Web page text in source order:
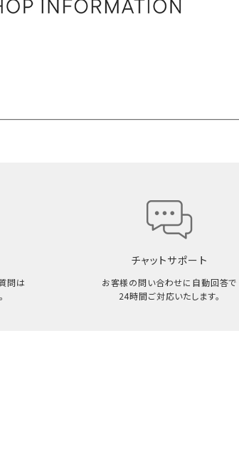
問は
チャットサポート
お客様の問い合わせに自動回答で
24時間ご対応いたします。